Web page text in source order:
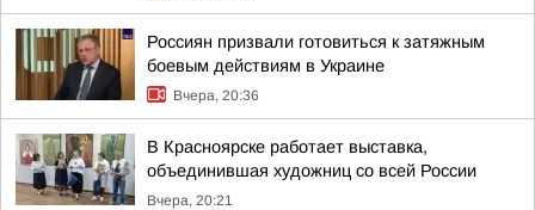
Россиян призвали готовиться к затяжным
боевым действиям в Украине
Вчера, 20:36
В Красноярске работает выставка,
объединившая художниц со всей России
Вчера, 20:21